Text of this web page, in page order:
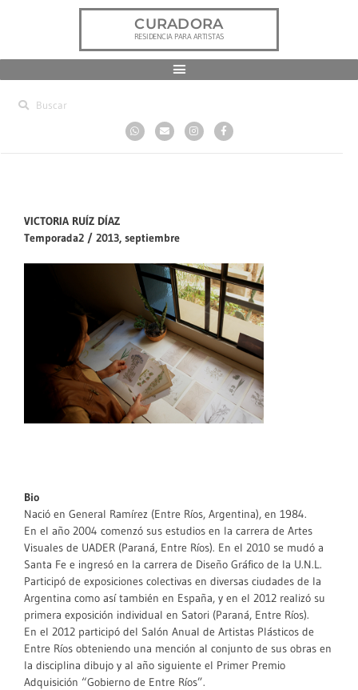
CURADORA
RESIDENCIA PARA ARTISTAS
VICTORIA RUÍZ DÍAZ
Temporada2 / 2013, septiembre
Bio
Nació en General Ramírez (Entre Ríos, Argentina), en 1984.
En el año 2004 comenzó sus estudios en la carrera de Artes
Visuales de UADER (Paraná, Entre Ríos). En el 2010 se mudó a
Santa Fe e ingresó en la carrera de Diseño Gráfico de la U.N.L.
Participó de exposiciones colectivas en diversas ciudades de la
Argentina como así también en España, y en el 2012 realizó su
primera exposición individual en Satori (Paraná, Entre Ríos).
En el 2012 participó del Salón Anual de Artistas Plásticos de
Entre Ríos obteniendo una mención al conjunto de sus obras en
la disciplina dibujo y al año siguiente el Primer Premio
Adquisición “Gobierno de Entre Ríos”.